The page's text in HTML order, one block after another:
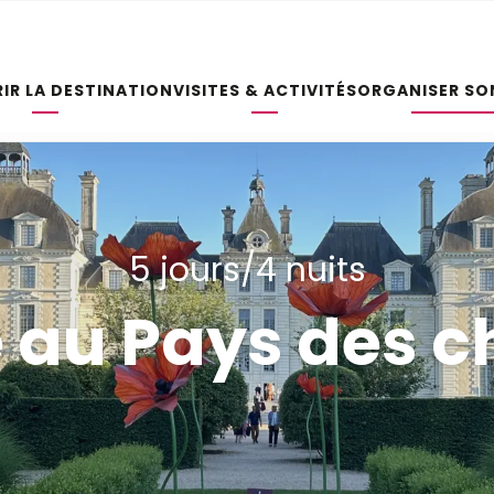
LA DESTINATIONVISITES & ACTIVITÉSORGANISER
5 jours/4 nuits
Pays des